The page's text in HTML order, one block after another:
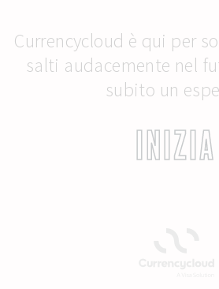
Currencycloud è qui per
salti audacemente nel
subito un
INIZIA